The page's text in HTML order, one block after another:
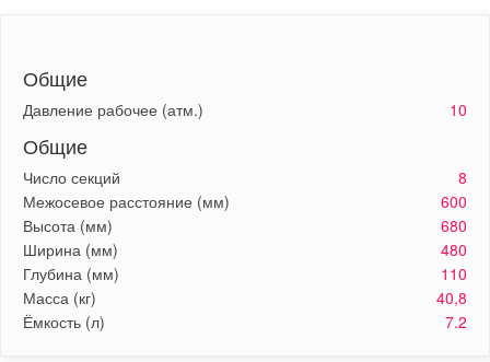
Общие
Давление рабочее (атм.) 10
Общие
Число секций
8
Межосевое расстояние (мм)
600
Высота (мм)
680
Ширина (мм)
480
Глубина (мм)
110
Масса (кг)
40,8
Ёмкость (л)
7.2